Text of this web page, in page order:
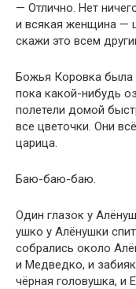
— Отлично. Нет
и всякая женщина —
скажи это всем
Божья Коровка была
пока какой-нибудь
полетели домой
все цветочки. Они
царица.
Баю-баю-баю.
Один глазок у
ушко у Алёнушки
собрались около
и Медведко, и
чёрная головушка, и